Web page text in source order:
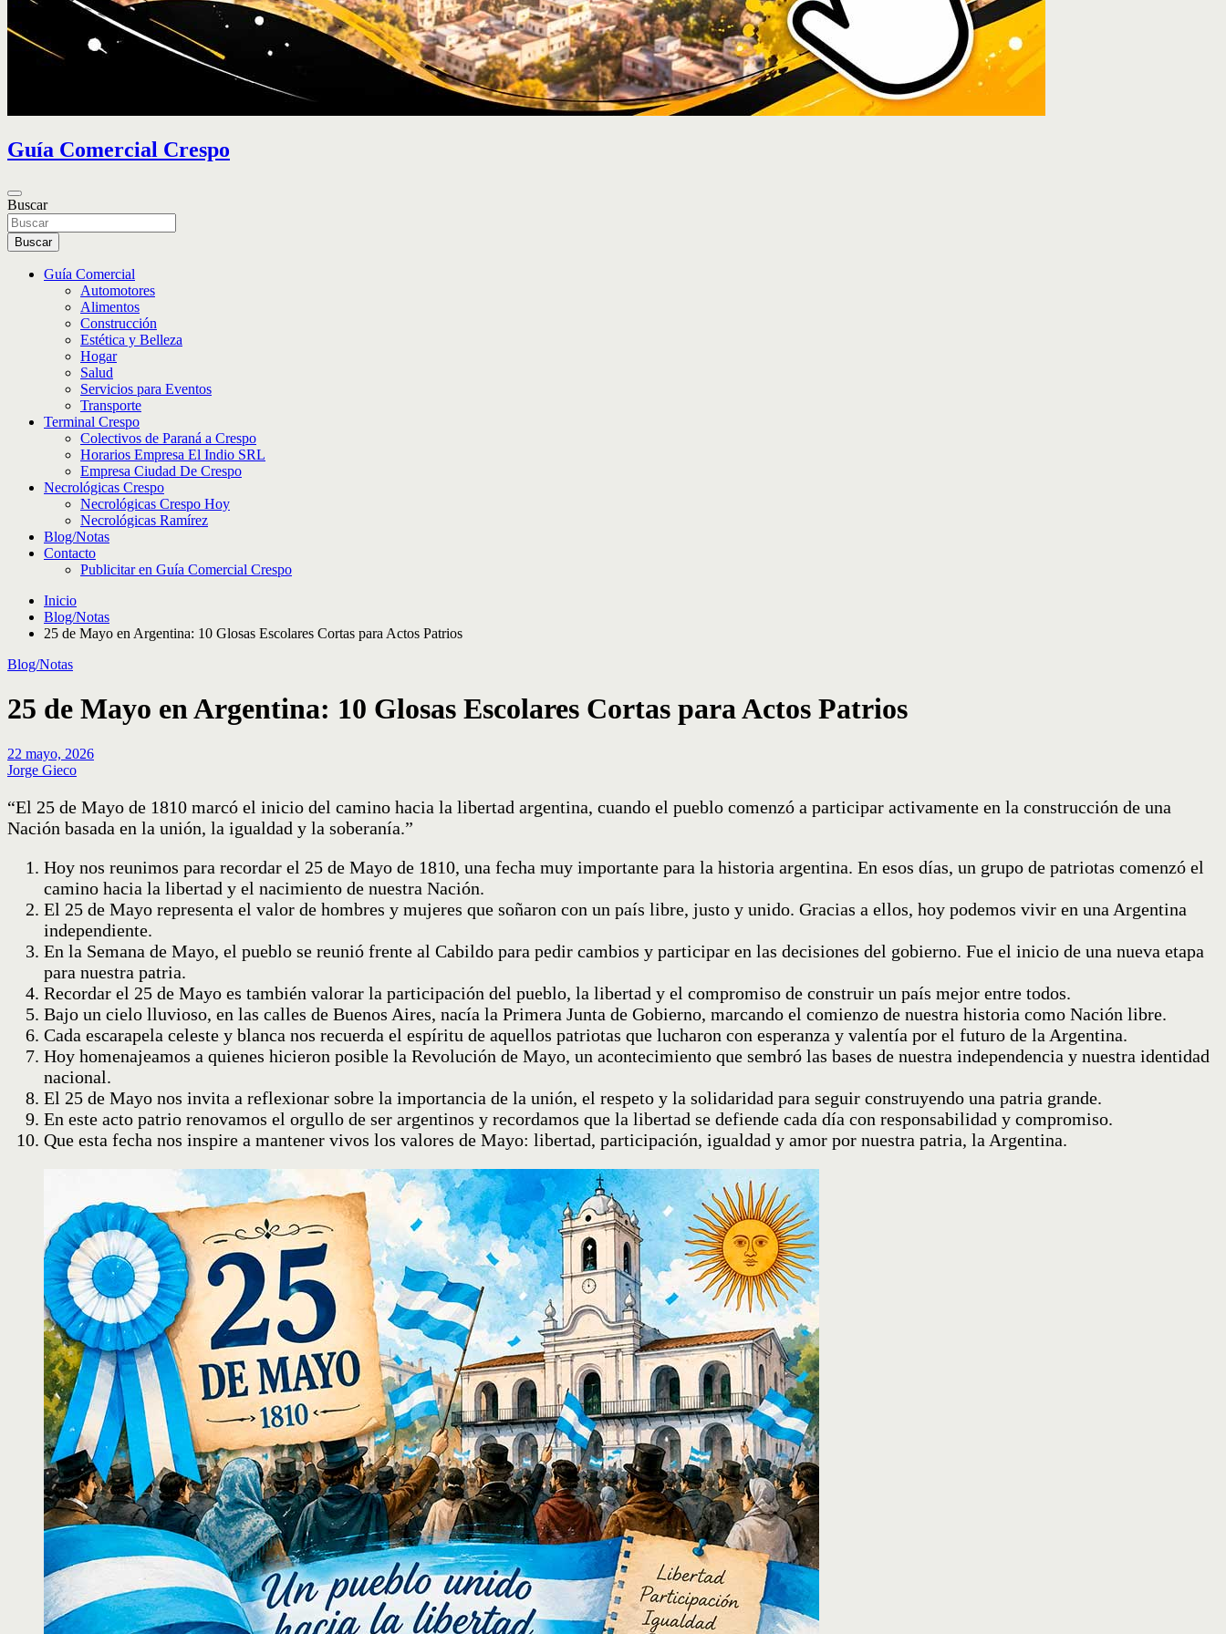
Guía Comercial Crespo
Buscar
Buscar
Guía Comercial
Automotores
Alimentos
Construcción
Estética y Belleza
Hogar
Salud
Servicios para Eventos
Transporte
Terminal Crespo
Colectivos de Paraná a Crespo
Horarios Empresa El Indio SRL
Empresa Ciudad De Crespo
Necrológicas Crespo
Necrológicas Crespo Hoy
Necrológicas Ramírez
Blog/Notas
Contacto
Publicitar en Guía Comercial Crespo
Inicio
Blog/Notas
25 de Mayo en Argentina: 10 Glosas Escolares Cortas para Actos Patrios
Blog/Notas
25 de Mayo en Argentina: 10 Glosas Escolares Cortas para Actos Patrios
22 mayo, 2026
Jorge Gieco
“El 25 de Mayo de 1810 marcó el inicio del camino hacia la libertad argentina, cuando el pueblo comenzó a participar activamente en la construcción de una
Nación basada en la unión, la igualdad y la soberanía.”
Hoy nos reunimos para recordar el 25 de Mayo de 1810, una fecha muy importante para la historia argentina. En esos días, un grupo de patriotas comenzó el
camino hacia la libertad y el nacimiento de nuestra Nación.
El 25 de Mayo representa el valor de hombres y mujeres que soñaron con un país libre, justo y unido. Gracias a ellos, hoy podemos vivir en una Argentina
independiente.
En la Semana de Mayo, el pueblo se reunió frente al Cabildo para pedir cambios y participar en las decisiones del gobierno. Fue el inicio de una nueva etapa
para nuestra patria.
Recordar el 25 de Mayo es también valorar la participación del pueblo, la libertad y el compromiso de construir un país mejor entre todos.
Bajo un cielo lluvioso, en las calles de Buenos Aires, nacía la Primera Junta de Gobierno, marcando el comienzo de nuestra historia como Nación libre.
Cada escarapela celeste y blanca nos recuerda el espíritu de aquellos patriotas que lucharon con esperanza y valentía por el futuro de la Argentina.
Hoy homenajeamos a quienes hicieron posible la Revolución de Mayo, un acontecimiento que sembró las bases de nuestra independencia y nuestra identidad
nacional.
El 25 de Mayo nos invita a reflexionar sobre la importancia de la unión, el respeto y la solidaridad para seguir construyendo una patria grande.
En este acto patrio renovamos el orgullo de ser argentinos y recordamos que la libertad se defiende cada día con responsabilidad y compromiso.
Que esta fecha nos inspire a mantener vivos los valores de Mayo: libertad, participación, igualdad y amor por nuestra patria, la Argentina.